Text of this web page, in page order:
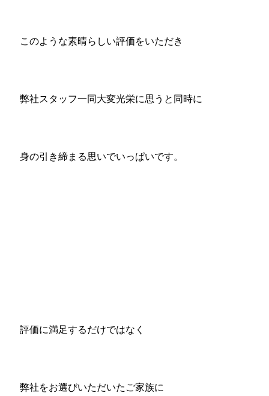
このような素晴らしい評価をいただき
弊社スタッフ一同大変光栄に思うと同時に
身の引き締まる思いでいっぱいです。
評価に満足するだけではなく
弊社をお選びいただいたご家族に